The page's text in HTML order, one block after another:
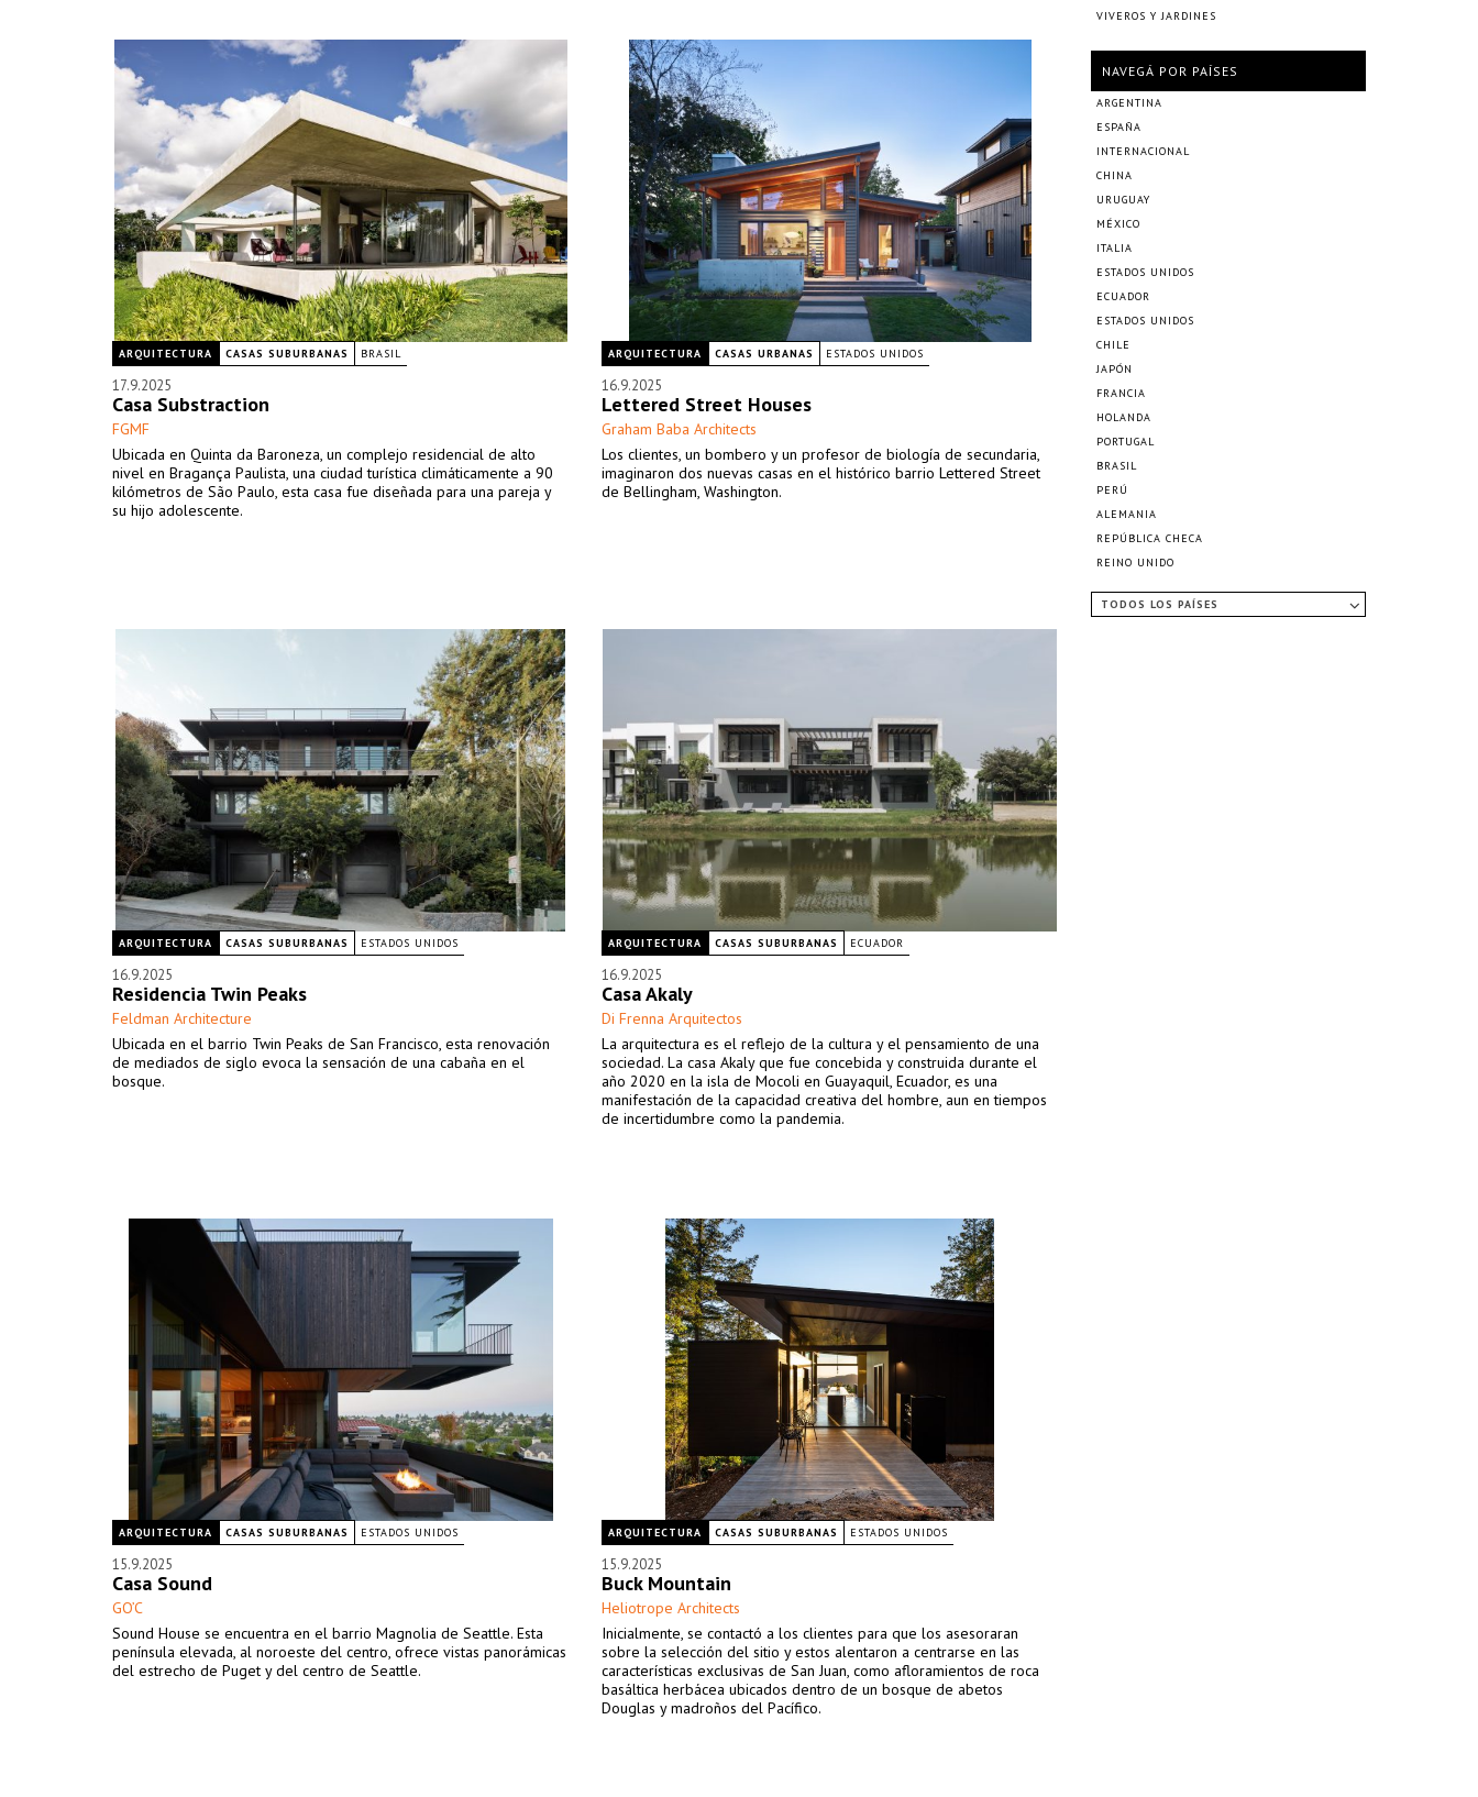
ARQUITECTURA CASAS SUBURBANAS BRASIL
17.9.2025
Casa Substraction
FGMF
Ubicada en Quinta da Baroneza, un complejo residencial de alto
nivel en Bragança Paulista, una ciudad turística climáticamente a 90
kilómetros de São Paulo, esta casa fue diseñada para una pareja y
su hijo adolescente.
ARQUITECTURA CASAS URBANAS ESTADOS UNIDOS
16.9.2025
Lettered Street Houses
Graham Baba Architects
Los clientes, un bombero y un profesor de biología de secundaria,
imaginaron dos nuevas casas en el histórico barrio Lettered Street
de Bellingham, Washington.
ARQUITECTURA CASAS SUBURBANAS ESTADOS UNIDOS
16.9.2025
Residencia Twin Peaks
Feldman Architecture
Ubicada en el barrio Twin Peaks de San Francisco, esta renovación
de mediados de siglo evoca la sensación de una cabaña en el
bosque.
ARQUITECTURA CASAS SUBURBANAS ECUADOR
16.9.2025
Casa Akaly
Di Frenna Arquitectos
La arquitectura es el reflejo de la cultura y el pensamiento de una
sociedad. La casa Akaly que fue concebida y construida durante el
año 2020 en la isla de Mocoli en Guayaquil, Ecuador, es una
manifestación de la capacidad creativa del hombre, aun en tiempos
de incertidumbre como la pandemia.
ARQUITECTURA CASAS SUBURBANAS ESTADOS UNIDOS
15.9.2025
Casa Sound
GO’C
Sound House se encuentra en el barrio Magnolia de Seattle. Esta
península elevada, al noroeste del centro, ofrece vistas panorámicas
del estrecho de Puget y del centro de Seattle.
ARQUITECTURA CASAS SUBURBANAS ESTADOS UNIDOS
15.9.2025
Buck Mountain
Heliotrope Architects
Inicialmente, se contactó a los clientes para que los asesoraran
sobre la selección del sitio y estos alentaron a centrarse en las
características exclusivas de San Juan, como afloramientos de roca
basáltica herbácea ubicados dentro de un bosque de abetos
Douglas y madroños del Pacífico.
VIVEROS Y JARDINES
NAVEGÁ POR PAÍSES
ARGENTINA
ESPAÑA
INTERNACIONAL
CHINA
URUGUAY
MÉXICO
ITALIA
ESTADOS UNIDOS
ECUADOR
ESTADOS UNIDOS
CHILE
JAPÓN
FRANCIA
HOLANDA
PORTUGAL
BRASIL
PERÚ
ALEMANIA
REPÚBLICA CHECA
REINO UNIDO
TODOS LOS PAÍSES